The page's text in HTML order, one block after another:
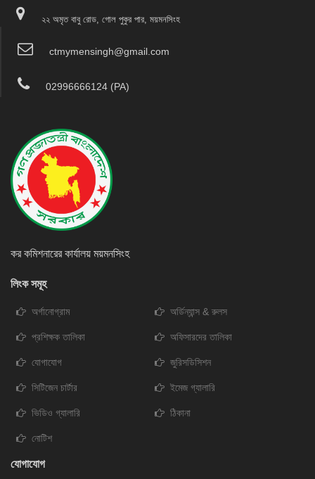
২২ অমৃত বাবু রোড, গোল পুকুর পার, ময়মনসিংহ
ctmymensingh@gmail.com
02996666124 (PA)
কর কমিশনারের কার্যালয় ময়মনসিংহ
লিংক সমূহ
অর্গানোগ্রাম অর্ডিন্যান্স & রুলস
প্রশিক্ষক তালিকা অফিসারদের তালিকা
যোগাযোগ জুরিসডিসিশন
সিটিজেন চার্টার ইমেজ গ্যালারি
ভিডিও গ্যালারি ঠিকানা
নোটিশ
যোগাযোগ